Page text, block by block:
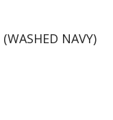
NAVY)